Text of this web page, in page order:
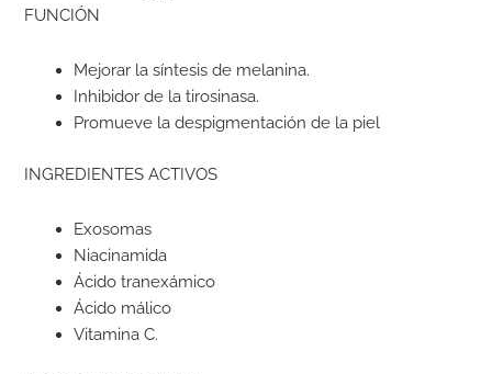
FUNCIÓN
Mejorar la síntesis de melanina.
Inhibidor de la tirosinasa.
Promueve la despigmentación de la piel
INGREDIENTES ACTIVOS
Exosomas
Niacinamida
Ácido tranexámico
Ácido málico
Vitamina C.